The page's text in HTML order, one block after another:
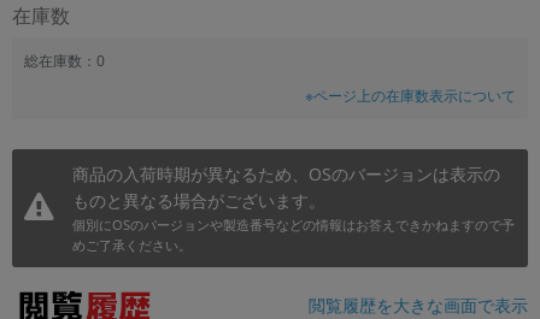
在庫数
総在庫数：0
※ページ上の在庫数表示について
商品の入荷時期が異なるため、OSのバージョンは表示の
ものと異なる場合がございます。
個別にOSのバージョンや製造番号などの情報はお答えできかねますので予
めご了承ください。
閲覧履歴を大きな画面で表示
価格
円
発売日
年 月 から